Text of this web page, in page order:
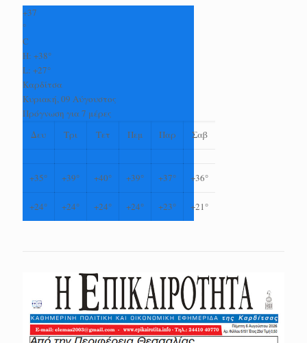
+37
°
C
H: +38°
L: +27°
Καρδίτσα
Κυριακή, 09 Αύγουστος
Πρόγνωση για 7 μέρες
Δευ
Τρι Τετ Πεμ Παρ Σαβ
+35° +39° +40° +39° +37° +36°
+24° +24° +24° +24° +23° +21°